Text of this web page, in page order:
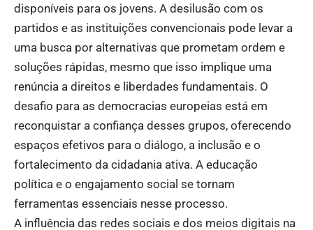
disponíveis para os jovens. A desilusão com os
partidos e as instituições convencionais pode levar a
uma busca por alternativas que prometam ordem e
soluções rápidas, mesmo que isso implique uma
renúncia a direitos e liberdades fundamentais. O
desafio para as democracias europeias está em
reconquistar a confiança desses grupos, oferecendo
espaços efetivos para o diálogo, a inclusão e o
fortalecimento da cidadania ativa. A educação
política e o engajamento social se tornam
ferramentas essenciais nesse processo.
A influência das redes sociais e dos meios digitais na